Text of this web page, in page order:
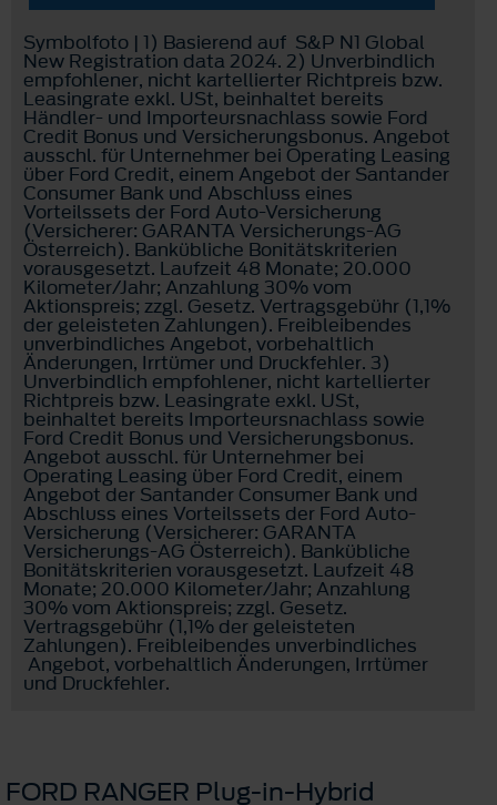
Symbolfoto | 1) Basierend auf S&P N1 Global
New Registration data 2024. 2) Unverbindlich
empfohlener, nicht kartellierter Richtpreis bzw.
Leasingrate exkl. USt, beinhaltet bereits
Händler- und Importeursnachlass sowie Ford
Credit Bonus und Versicherungsbonus. Angebot
ausschl. für Unternehmer bei Operating Leasing
über Ford Credit, einem Angebot der Santander
Consumer Bank und Abschluss eines
Vorteilssets der Ford Auto-Versicherung
(Versicherer: GARANTA Versicherungs-AG
Österreich). Bankübliche Bonitätskriterien
vorausgesetzt. Laufzeit 48 Monate; 20.000
Kilometer/Jahr; Anzahlung 30% vom
Aktionspreis; zzgl. Gesetz. Vertragsgebühr (1,1%
der geleisteten Zahlungen). Freibleibendes
unverbindliches Angebot, vorbehaltlich
Änderungen, Irrtümer und Druckfehler. 3)
Unverbindlich empfohlener, nicht kartellierter
Richtpreis bzw. Leasingrate exkl. USt,
beinhaltet bereits Importeursnachlass sowie
Ford Credit Bonus und Versicherungsbonus.
Angebot ausschl. für Unternehmer bei
Operating Leasing über Ford Credit, einem
Angebot der Santander Consumer Bank und
Abschluss eines Vorteilssets der Ford Auto-
Versicherung (Versicherer: GARANTA
Versicherungs-AG Österreich). Bankübliche
Bonitätskriterien vorausgesetzt. Laufzeit 48
Monate; 20.000 Kilometer/Jahr; Anzahlung
30% vom Aktionspreis; zzgl. Gesetz.
Vertragsgebühr (1,1% der geleisteten
Zahlungen). Freibleibendes unverbindliches
Angebot, vorbehaltlich Änderungen, Irrtümer
und Druckfehler.
FORD RANGER Plug-in-Hybrid